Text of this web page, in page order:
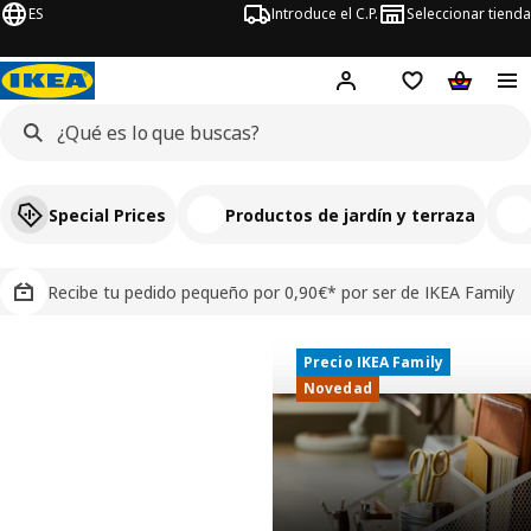
ES Introduce el C.P. Seleccionar tienda
Hej! Iniciar sesión
Lista de deseos
Carrito
Recibe tu pedido pequeño por 0,90€* por ser de IKEA Family
Special Prices Productos de jardín y terraza
IKEA, tu tienda de muebles y
Novedad
Precio IKEA Family
Precio IKEA Family